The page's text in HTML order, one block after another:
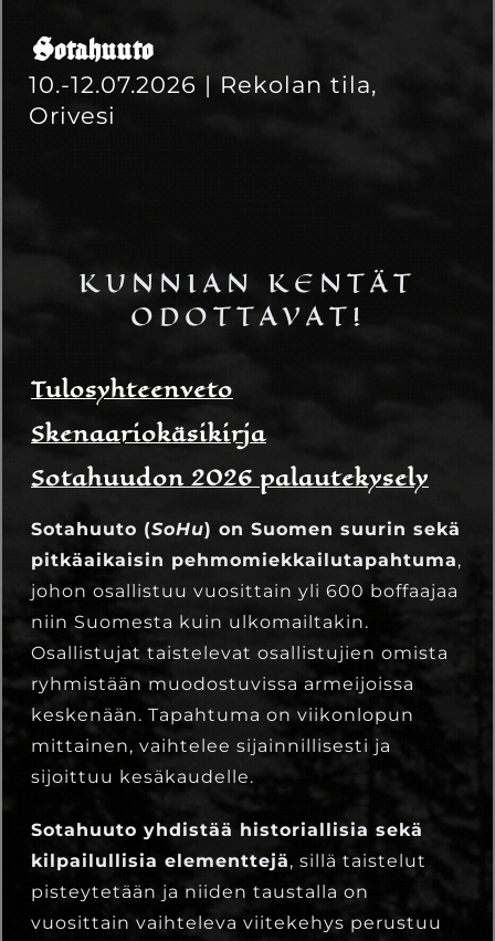
Sotahuuto
10.-12.07.2026 | Rekolan tila,
Orivesi
KUNNIAN KENTÄT
ODOTTAVAT!
Tulosyhteenveto
Skenaariokäsikirja
Sotahuudon 2026 palautekysely
Sotahuuto (SoHu) on Suomen suurin sekä
pitkäaikaisin pehmomiekkailutapahtuma,
johon osallistuu vuosittain yli 600 boffaajaa
niin Suomesta kuin ulkomailtakin.
Osallistujat taistelevat osallistujien omista
ryhmistään muodostuvissa armeijoissa
keskenään. Tapahtuma on viikonlopun
mittainen, vaihtelee sijainnillisesti ja
sijoittuu kesäkaudelle.
Sotahuuto yhdistää historiallisia sekä
kilpailullisia elementtejä, sillä taistelut
pisteytetään ja niiden taustalla on
vuosittain vaihteleva viitekehys perustuu